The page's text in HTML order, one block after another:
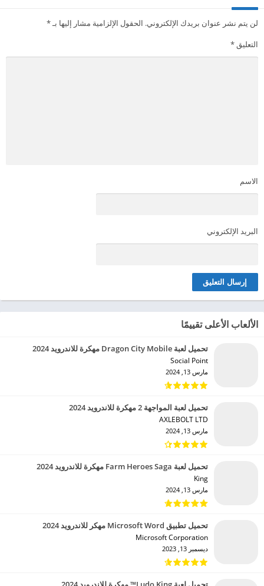
لن يتم نشر عنوان بريدك الإلكتروني. الحقول الإلزامية مشار إليها بـ*
التعليق*
الاسم
البريد الإلكتروني
الألعاب الأعلى تقييمًا
تحميل لعبة Dragon City Mobile مهكرة للاندرويد 2024
Social Point‏
مارس 13, 2024
تحميل لعبة المواجهة 2 مهكرة للاندرويد 2024
AXLEBOLT LTD‏
مارس 13, 2024
تحميل لعبة Farm Heroes Saga مهكرة للاندرويد 2024
King‏
مارس 13, 2024
تحميل تطبيق Microsoft Word مهكر للاندرويد 2024
Microsoft Corporation‏
ديسمبر 13, 2023